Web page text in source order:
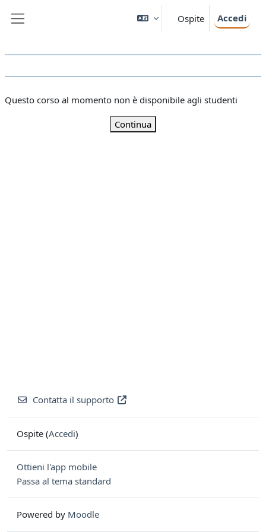
Ospite Accedi
Questo corso al momento non è disponibile agli studenti
Continua
Contatta il supporto
Ospite (Accedi)
Ottieni l'app mobile
Passa al tema standard
Powered by Moodle